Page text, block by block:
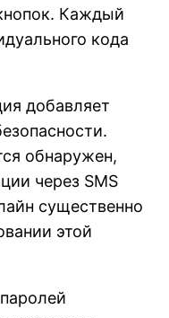
Каждый
кода
добавляет
обнаружен,
через SMS
существенно
этой